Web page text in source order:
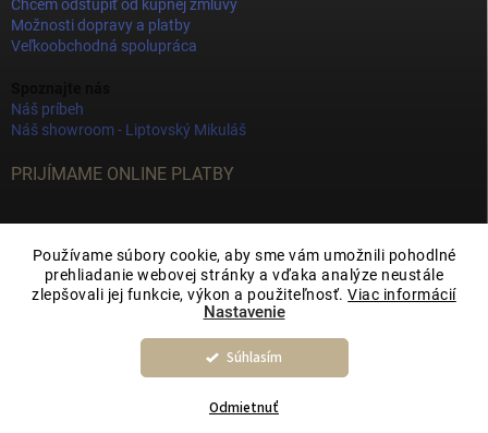
Používame súbory cookie, aby sme vám umožnili pohodlné
prehliadanie webovej stránky a vďaka analýze neustále
zlepšovali jej funkcie, výkon a použiteľnosť.Viac informácií
Nastavenie
Odmietnuť
Súhlasím
Chcem odstúpiť od kúpnej zmluvy
Možnosti dopravy a platby
Veľkoobchodná spolupráca
Náš príbeh
Náš showroom - Liptovský Mikuláš
PRIJÍMAME ONLINE PLATBY
Vytvoril Shoptet
. Všetky práva vyhradené.